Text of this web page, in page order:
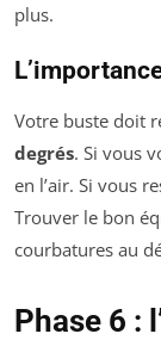
plus.
Votre buste doit
degrés. Si vous
en l’air. Si vous
Trouver le bon
courbatures au
Phase 6 :